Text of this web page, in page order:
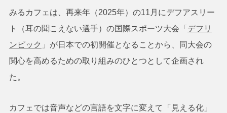
みるカフェは、再来年（2025年）の11月にデフアスリー
ト（耳の聞こえない選手）の国際スポーツ大会「 デフリ
ンピック 」が日本での初開催となることから、同大会の
関心を高めるための取り組みのひとつとして企画され
た。
カフェでは音声などの言語を文字に変えて「見える化」